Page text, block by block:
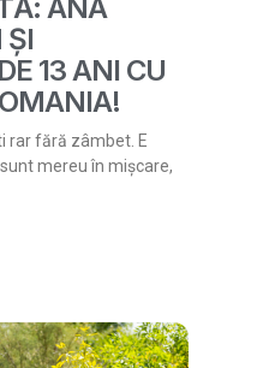
ANA
ȘI
13 ANI CU
rar fără zâmbet. E
mereu în mișcare,